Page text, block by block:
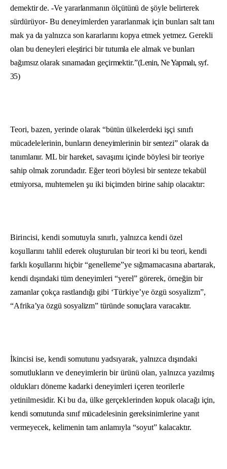
demektir de. -Ve yararlanmanın ölçütünü de şöyle belirterek
sürdürüyor- Bu deneyimlerden yararlanmak için bunları salt tanı­
mak ya da yalnızca son kararlarını kopya etmek yetmez. Gerekli
olan bu de­neyleri eleştirici bir tutumla ele almak ve bunları
bağımsız olarak sınamadan geçirmektir.”(Lenin, Ne Yapmalı, syf.
35)
Teori, bazen, yerinde olarak “bütün ülkelerdeki işçi sınıfı
mücadeleleri­nin, bunların deneyimlerinin bir sentezi” olarak da
tanımlanır. ML bir hareket,savaşımı içinde böylesi bir teoriye
sahip olmak zorundadır. Eğer teori böy­lesi bir senteze tekabül
etmiyorsa, muhtemelen şu iki biçimden birine sahip olacaktır:
Birincisi, kendi somutuyla sınırlı, yalnızca kendi özel
koşullarını tahlil ederek oluşturulan bir teori ki bu teori, kendi
farklı koşullarını hiçbir “genelleme”ye sığmamacasına abartarak,
kendi dışındaki tüm deneyimleri “yerel” görerek, örneğin bir
zamanlar çokça rastlandığı gibi ‘Türkiye’ye özgü sosya­lizm”,
“Afrika’ya özgü sosyalizm” türünde sonuçlara varacaktır.
İkincisi ise, kendi somutunu yadsıyarak, yalnızca dışındaki
somutlukla­rın ve deneyimlerin bir ürünü olan, yalnızca yazılmış
oldukları döneme kadarki deneyimleri içeren teorilerle
yetinilmesidir. Ki bu da, ülke gerçeklerin­den kopuk olacağı için,
kendi somutunda sınıf mücadelesinin gereksinimleri­ne yanıt
vermeyecek, kelimenin tam anlamıyla “soyut” kalacaktır.